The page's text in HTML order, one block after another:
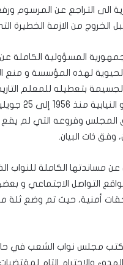
الى التراجع عن المرسوم
الخروج من الازمة الخطيرة
المسؤولية الكاملة
لهذه المؤسسة و منع
بتعطيله للمعلم
وفق ذات البيان.
عن مساندتها الكاملة
التواصل الاجتماعي و
أمنية، حيث تم وضع ثلة
مكتب مجلس نواب الشعب في
والاحترام التام